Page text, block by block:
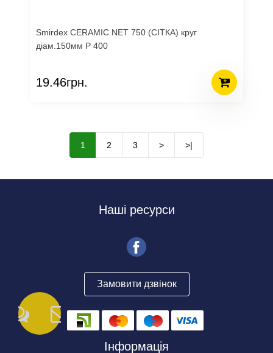
Smirdex CERAMIC NET 750 (СІТКА) круг
діам.150мм Р 400
19.46грн.
1 2 3 > >|
Наші ресурси
Замовити дзвінок
Інформація